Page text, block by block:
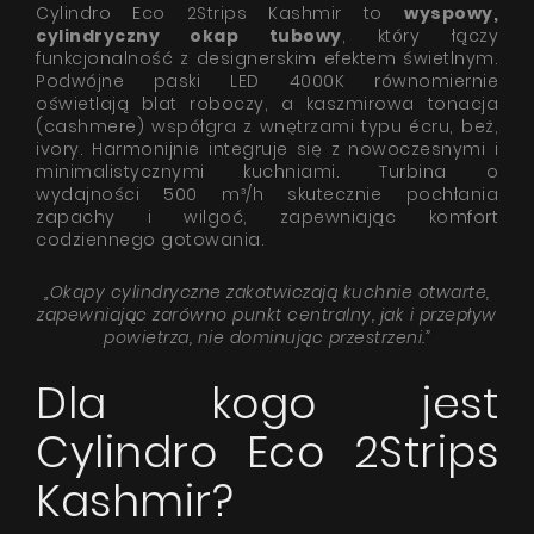
Cylindro Eco 2Strips Kashmir to wyspowy,
cylindryczny okap tubowy, który łączy
funkcjonalność z designerskim efektem świetlnym.
Podwójne paski LED 4000K równomiernie
oświetlają blat roboczy, a kaszmirowa tonacja
(cashmere) współgra z wnętrzami typu écru, beż,
ivory. Harmonijnie integruje się z nowoczesnymi i
minimalistycznymi kuchniami. Turbina o
wydajności 500 m³/h skutecznie pochłania
zapachy i wilgoć, zapewniając komfort
codziennego gotowania.
„Okapy cylindryczne zakotwiczają kuchnie otwarte,
zapewniając zarówno punkt centralny, jak i przepływ
powietrza, nie dominując przestrzeni.”
Dla kogo jest
Cylindro Eco 2Strips
Kashmir?